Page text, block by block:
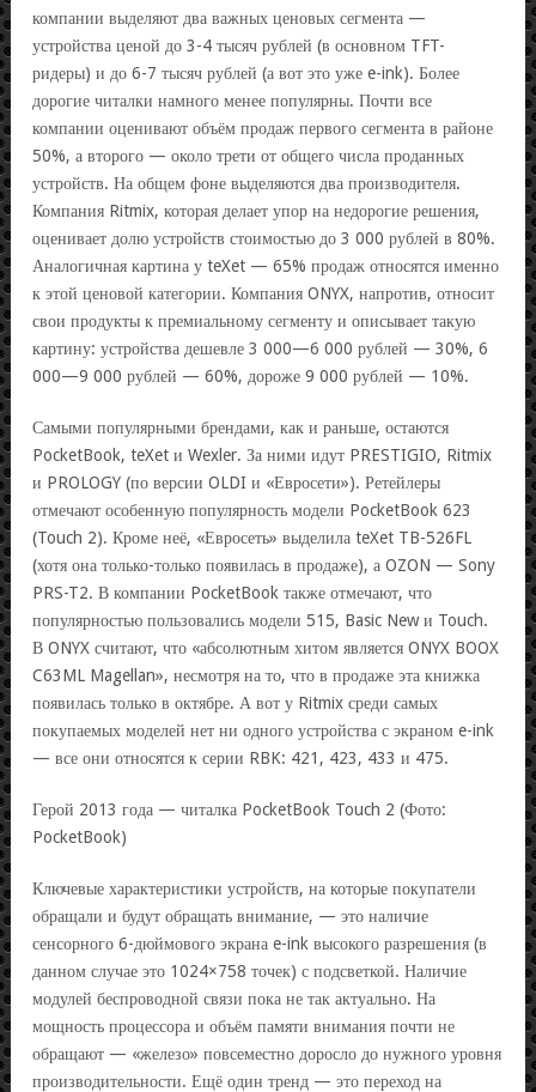
компании выделяют два важных ценовых сегмента —
устройства ценой до 3-4 тысяч рублей (в основном TFT-
ридеры) и до 6-7 тысяч рублей (а вот это уже e-ink). Более
дорогие читалки намного менее популярны. Почти все
компании оценивают объём продаж первого сегмента в районе
50%, а второго — около трети от общего числа проданных
устройств. На общем фоне выделяются два производителя.
Компания Ritmix, которая делает упор на недорогие решения,
оценивает долю устройств стоимостью до 3 000 рублей в 80%.
Аналогичная картина у teXet — 65% продаж относятся именно
к этой ценовой категории. Компания ONYX, напротив, относит
свои продукты к премиальному сегменту и описывает такую
картину: устройства дешевле 3 000—6 000 рублей — 30%, 6
000—9 000 рублей — 60%, дороже 9 000 рублей — 10%.
Самыми популярными брендами, как и раньше, остаются
PocketBook, teXet и Wexler. За ними идут PRESTIGIO, Ritmix
и PROLOGY (по версии OLDI и «Евросети»). Ретейлеры
отмечают особенную популярность модели PocketBook 623
(Touch 2). Кроме неё, «Евросеть» выделила teXet TB-526FL
(хотя она только-только появилась в продаже), а OZON — Sony
PRS-T2. В компании PocketBook также отмечают, что
популярностью пользовались модели 515, Basic New и Touch.
В ONYX считают, что «абсолютным хитом является ONYX BOOX
C63ML Magellan», несмотря на то, что в продаже эта книжка
появилась только в октябре. А вот у Ritmix среди самых
покупаемых моделей нет ни одного устройства с экраном e-ink
— все они относятся к серии RBK: 421, 423, 433 и 475.
Герой 2013 года — читалка PocketBook Touch 2 (Фото:
PocketBook)
Ключевые характеристики устройств, на которые покупатели
обращали и будут обращать внимание, — это наличие
сенсорного 6-дюймового экрана e-ink высокого разрешения (в
данном случае это 1024×758 точек) с подсветкой. Наличие
модулей беспроводной связи пока не так актуально. На
мощность процессора и объём памяти внимания почти не
обращают — «железо» повсеместно доросло до нужного уровня
производительности. Ещё один тренд — это переход на